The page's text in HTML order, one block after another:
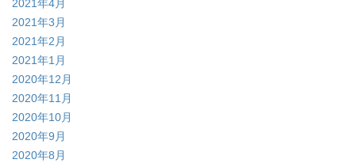
2021年4月
2021年3月
2021年2月
2021年1月
2020年12月
2020年11月
2020年10月
2020年9月
2020年8月